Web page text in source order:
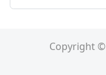
Copyright